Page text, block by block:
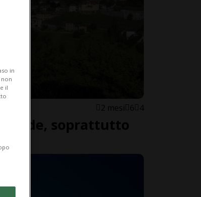
2 mesi 6 4
verde, soprattutto
in
il